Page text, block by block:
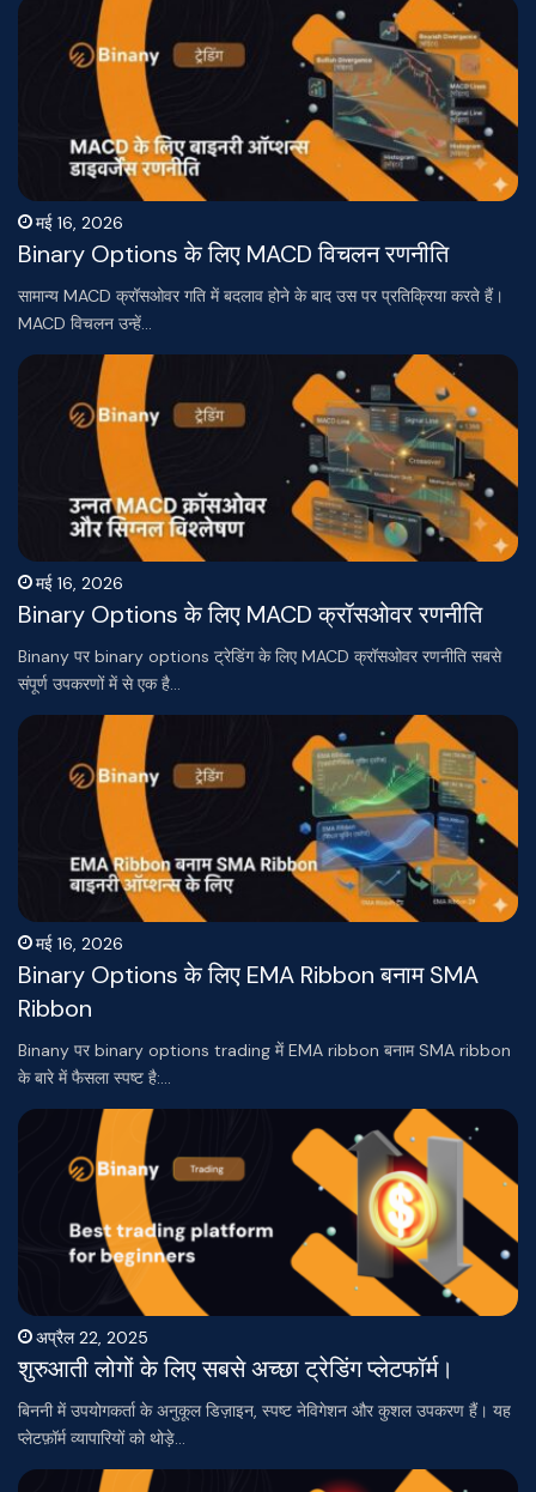
मई 16, 2026
Binary Options के लिए MACD विचलन रणनीति
सामान्य MACD क्रॉसओवर गति में बदलाव होने के बाद उस पर प्रतिक्रिया करते हैं।
MACD विचलन उन्हें…
मई 16, 2026
Binary Options के लिए MACD क्रॉसओवर रणनीति
Binany पर binary options ट्रेडिंग के लिए MACD क्रॉसओवर रणनीति सबसे
संपूर्ण उपकरणों में से एक है…
मई 16, 2026
Binary Options के लिए EMA Ribbon बनाम SMA
Ribbon
Binany पर binary options trading में EMA ribbon बनाम SMA ribbon
के बारे में फैसला स्पष्ट है:…
अप्रैल 22, 2025
शुरुआती लोगों के लिए सबसे अच्छा ट्रेडिंग प्लेटफॉर्म।
बिननी में उपयोगकर्ता के अनुकूल डिज़ाइन, स्पष्ट नेविगेशन और कुशल उपकरण हैं। यह
प्लेटफ़ॉर्म व्यापारियों को थोड़े…